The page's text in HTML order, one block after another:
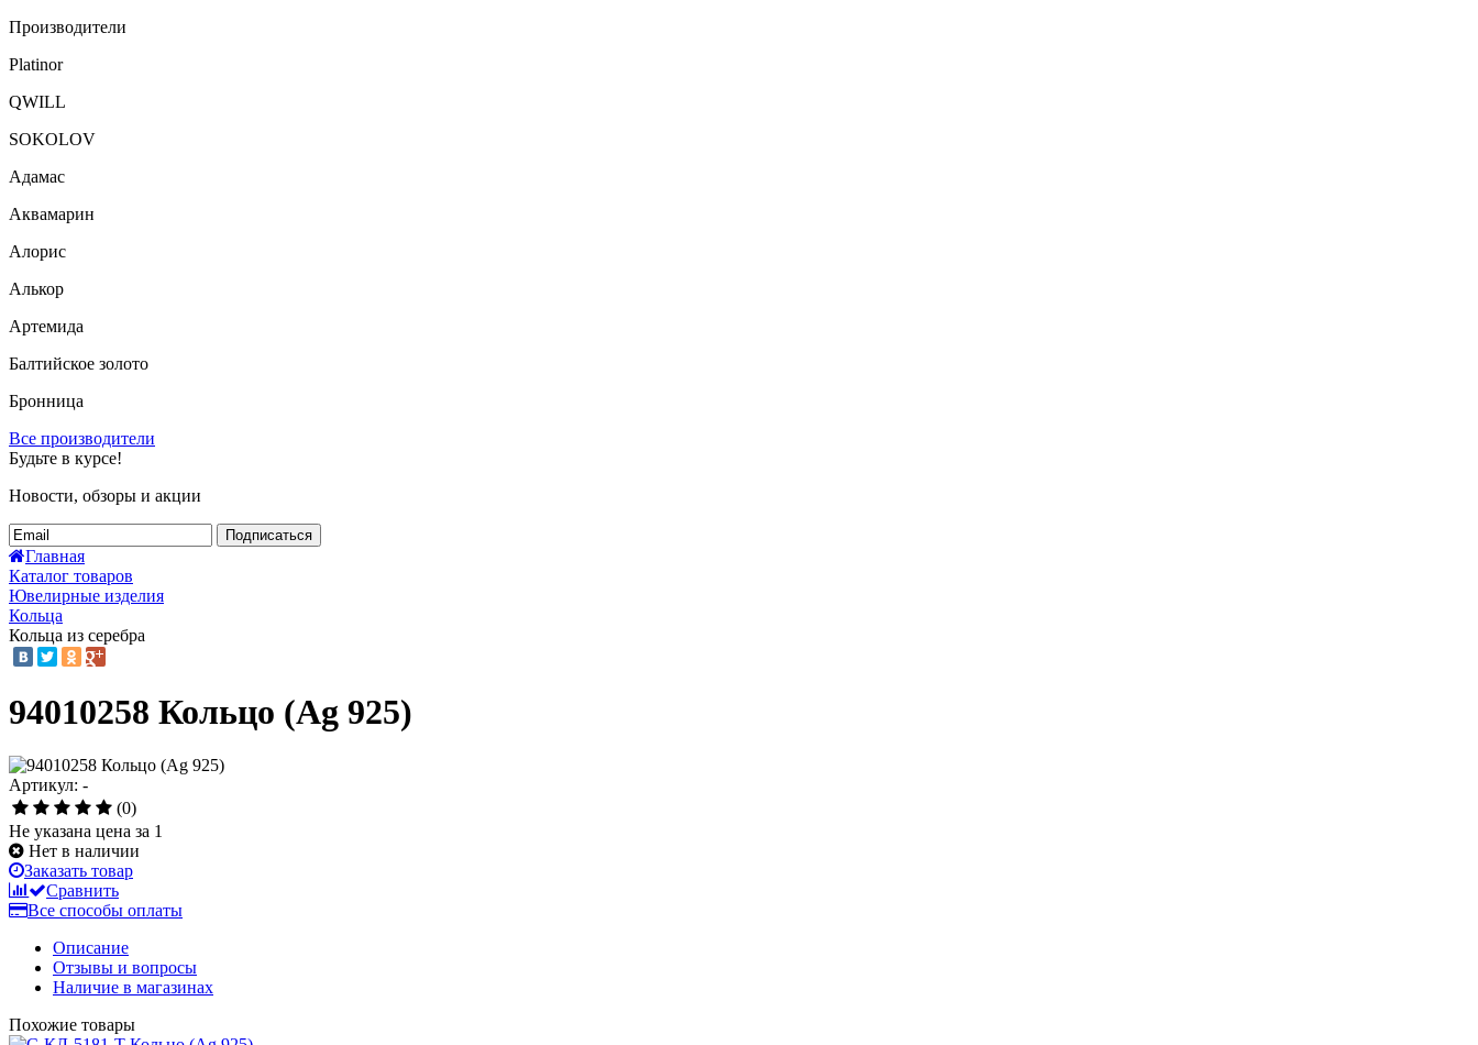
Производители
Platinor
QWILL
SOKOLOV
Адамас
Аквамарин
Алорис
Алькор
Артемида
Балтийское золото
Бронница
Все производители
Будьте в курсе!
Новости, обзоры и акции
Подписаться
Главная
Каталог товаров
Ювелирные изделия
Кольца
Кольца из серебра
94010258 Кольцо (Ag 925)
Артикул: -
(0)
Не указана цена за 1
Нет в наличии
Заказать товар
Сравнить
Все способы оплаты
Описание
Отзывы и вопросы
Наличие в магазинах
Похожие товары